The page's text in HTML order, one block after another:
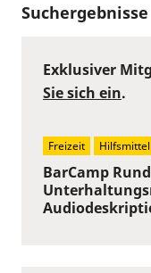
Suchergebnisse
BarCamp
Exklusiver
Sie sich ein.
Freizeit Hilfsmittel